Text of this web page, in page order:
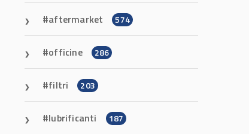
aftermarket 574
officine 286
filtri 203
lubrificanti 187